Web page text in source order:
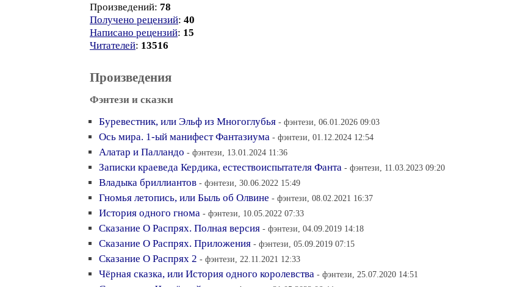
Произведений: 78
Получено рецензий: 40
Написано рецензий: 15
Читателей: 13516
Произведения
Фэнтези и сказки
Буревестник, или Эльф из Многоглубья - фэнтези, 06.01.2026 09:03
Ось мира. 1-ый манифест Фантазиума - фэнтези, 01.12.2024 12:54
Алатар и Палландо - фэнтези, 13.01.2024 11:36
Записки краеведа Кердика, естествоиспытателя Фанта - фэнтези, 11.03.2023 09:20
Владыка бриллиантов - фэнтези, 30.06.2022 15:49
Гномья летопись, или Быль об Олвине - фэнтези, 08.02.2021 16:37
История одного гнома - фэнтези, 10.05.2022 07:33
Сказание О Распрях. Полная версия - фэнтези, 04.09.2019 14:18
Сказание О Распрях. Приложения - фэнтези, 05.09.2019 07:15
Сказание О Распрях 2 - фэнтези, 22.11.2021 12:33
Чёрная сказка, или История одного королевства - фэнтези, 25.07.2020 14:51